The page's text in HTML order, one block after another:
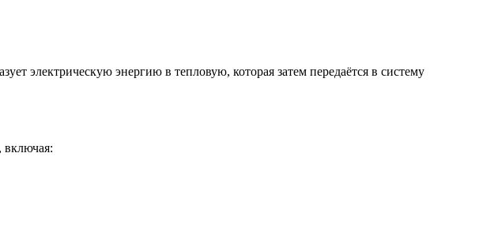
электрическую энергию в тепловую, которая затем передаётся в систему
включая: